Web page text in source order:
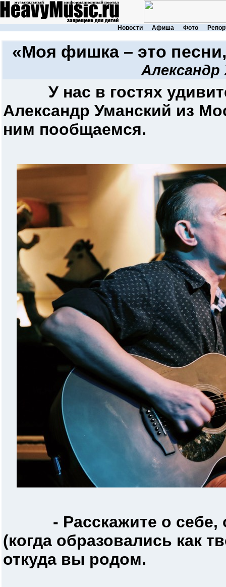
Новости Афиша Фото
«Моя фишка – это
Александр
У нас в гостях
Александр Уманский из
ним пообщаемся.
- Расскажите о
(когда образовались как
откуда вы родом.